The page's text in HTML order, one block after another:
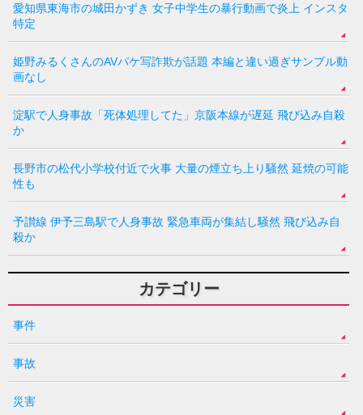
愛知県東海市の城田かずき 女子中学生の暴行動画で炎上 インスタ
特定
姫野みるくさんのAVパケ写詐欺が話題 本編と違い過ぎサンプル動
画なし
淀駅で人身事故「死体処理してた」京阪本線が遅延 飛び込み自殺
か
長野市の松代小学校付近で火事 大量の煙立ち上り騒然 延焼の可能
性も
予讃線 伊予三島駅で人身事故 緊急車両が集結し騒然 飛び込み自
殺か
カテゴリー
事件
事故
災害